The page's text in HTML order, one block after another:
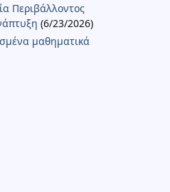
Περιβάλλοντος
(6/23/2026)
μαθηματικά